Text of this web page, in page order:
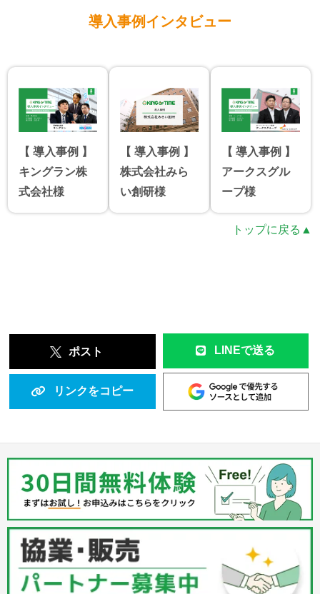
導入事例インタビュー
【 導入事例 】
キングラン株
式会社様
【 導入事例 】
株式会社みら
い創研様
【 導入事例 】
アークスグル
ープ様
トップに戻る▲
ポスト LINEで送る
リンクをコピー